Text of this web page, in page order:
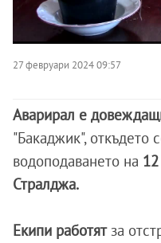
27 февруари 2024 09:57
Аварирал е
"Бакаджик", откъдето
водоподаването на
Стралджа.
Екипи работятза